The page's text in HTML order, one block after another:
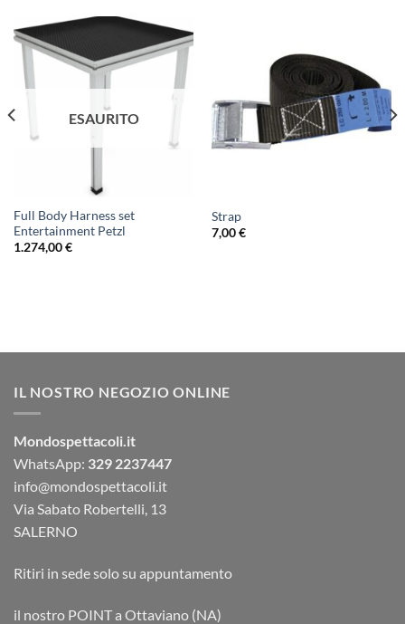
ESAURITO
Full Body Harness set
Entertainment Petzl
1.274,00€
Strap
7,00€
IL NOSTRO NEGOZIO ONLINE
Mondospettacoli.it
WhatsApp: 329 2237447
info@mondospettacoli.it
Via Sabato Robertelli, 13
SALERNO
Ritiri in sede solo su appuntamento
il nostro POINT a Ottaviano (NA)